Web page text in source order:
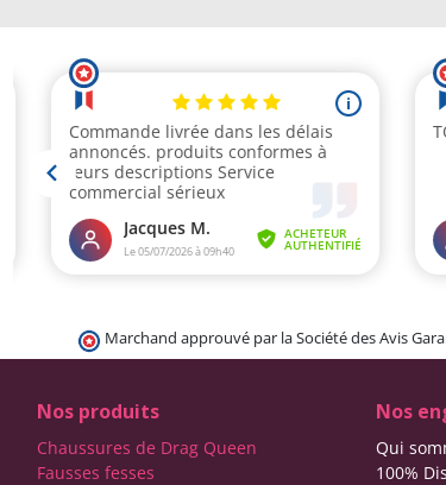
Marchand approuvé par la Société des Avis
Nos produits
Chaussures de Drag Queen
Fausses fesses
Nos
Qui
100%